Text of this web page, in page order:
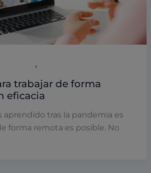
,
trabajar de forma
eficacia
aprendido tras la pandemia es
forma remota es posible. No